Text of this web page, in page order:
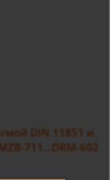
DIN 11851 и
711...DRM-602